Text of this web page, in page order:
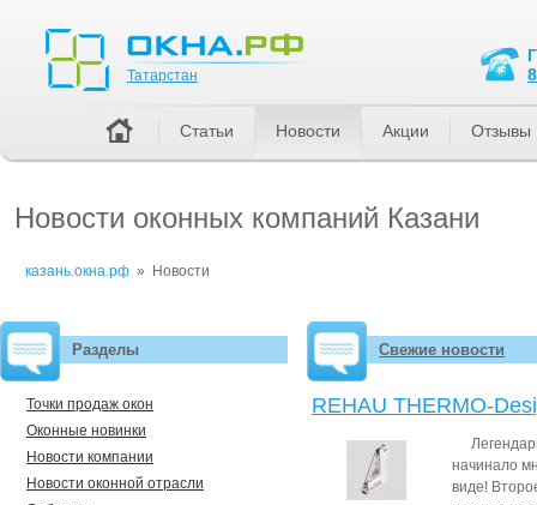
Новости оконных компаний Казани
казань.окна.рф » Новости
Свежие новости
REHAU THERMO-
начинало
виде!
Разделы
Точки продаж окон
Оконные новинки
Новости компании
Новости оконной отрасли
Татарстан
Статьи Новости Акции Отзывы